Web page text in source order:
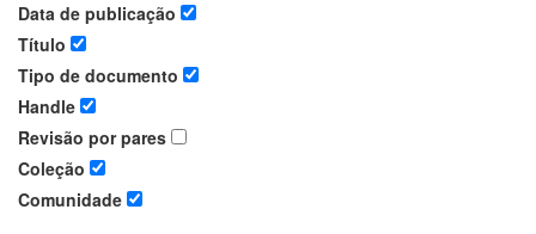
Data de publicação
Título
Tipo de documento
Handle
Revisão por pares
Coleção
Comunidade